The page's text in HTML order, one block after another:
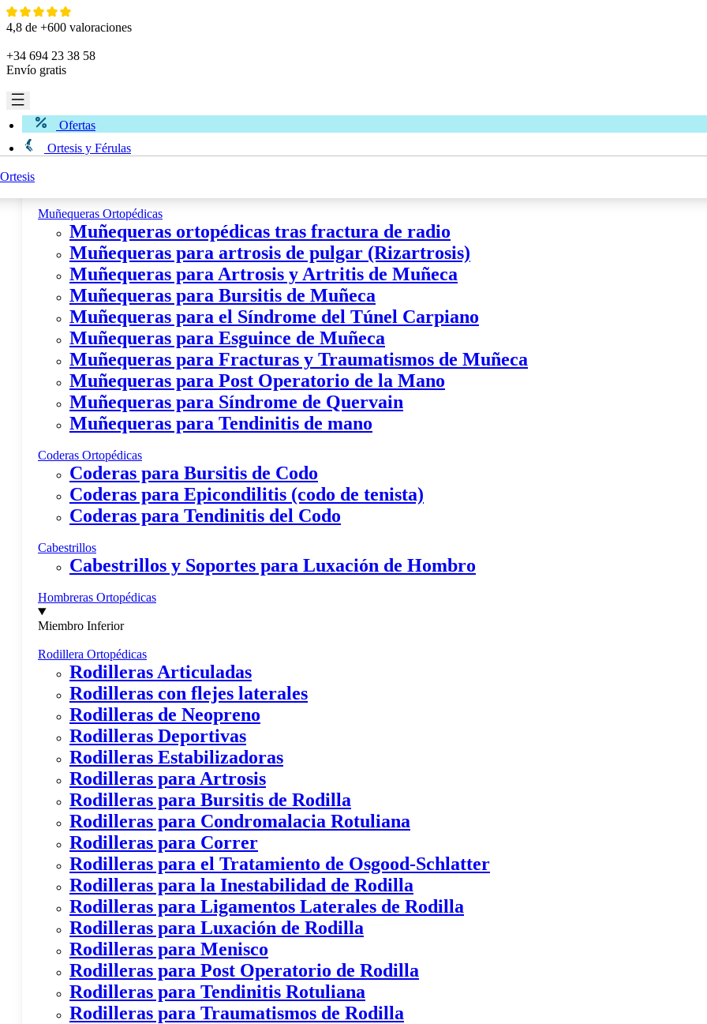
Ir
al
4,8 de +600 valoraciones
+34 694 23 38 58
Envío gratis
Ofertas
Ortesis y Férulas
Ortesis
Muñequeras Ortopédicas
Muñequeras ortopédicas tras fractura de radio
Muñequeras para artrosis de pulgar (Rizartrosis)
Muñequeras para Artrosis y Artritis de Muñeca
Muñequeras para Bursitis de Muñeca
Muñequeras para el Síndrome del Túnel Carpiano
Muñequeras para Esguince de Muñeca
Muñequeras para Fracturas y Traumatismos de Muñeca
Muñequeras para Post Operatorio de la Mano
Muñequeras para Síndrome de Quervain
Muñequeras para Tendinitis de mano
Coderas Ortopédicas
Coderas para Bursitis de Codo
Coderas para Epicondilitis (codo de tenista)
Coderas para Tendinitis del Codo
Cabestrillos
Cabestrillos y Soportes para Luxación de Hombro
Hombreras Ortopédicas
Miembro Inferior
Rodillera Ortopédicas
Rodilleras Articuladas
Rodilleras con flejes laterales
Rodilleras de Neopreno
Rodilleras Deportivas
Rodilleras Estabilizadoras
Rodilleras para Artrosis
Rodilleras para Bursitis de Rodilla
Rodilleras para Condromalacia Rotuliana
Rodilleras para Correr
Rodilleras para el Tratamiento de Osgood-Schlatter
Rodilleras para la Inestabilidad de Rodilla
Rodilleras para Ligamentos Laterales de Rodilla
Rodilleras para Luxación de Rodilla
Rodilleras para Menisco
Rodilleras para Post Operatorio de Rodilla
Rodilleras para Tendinitis Rotuliana
Rodilleras para Traumatismos de Rodilla